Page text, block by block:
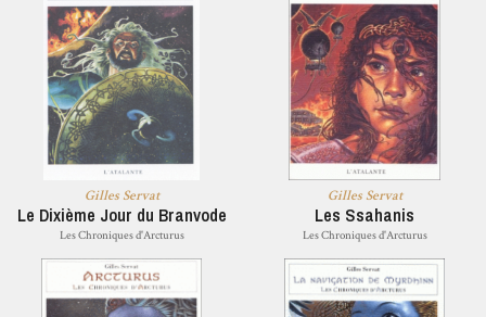
Gilles Servat
Le Dixième Jour du Branvode
Les Chroniques d'Arcturus
Gilles Servat
Les Ssahanis
Les Chroniques d'Arcturus